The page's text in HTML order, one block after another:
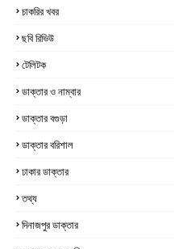
চাকরির খবর
ছবি রিভিউ
টেলিটক
ডাক্তার ও নাম্বার
ডাক্তার বগুড়া
ডাক্তার বরিশাল
ঢাকার ডাক্তার
তথ্য
দিনাজপুর ডাক্তার